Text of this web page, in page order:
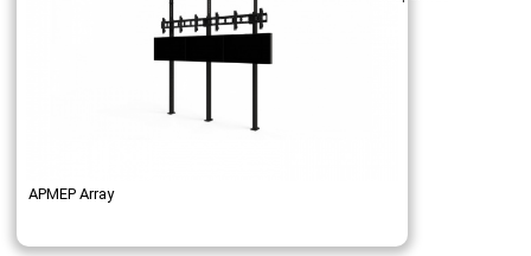
АРМЕР Array